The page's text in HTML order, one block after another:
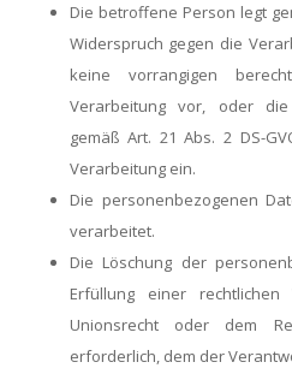
Die betroffene Person legt
Widerspruch gegen die
keine vorrangigen
Verarbeitung vor, oder
gemäß Art. 21 Abs. 2 DS-
Verarbeitung ein.
Die personenbezogenen
verarbeitet.
Die Löschung der
Erfüllung einer
Unionsrecht oder dem
erforderlich, dem der